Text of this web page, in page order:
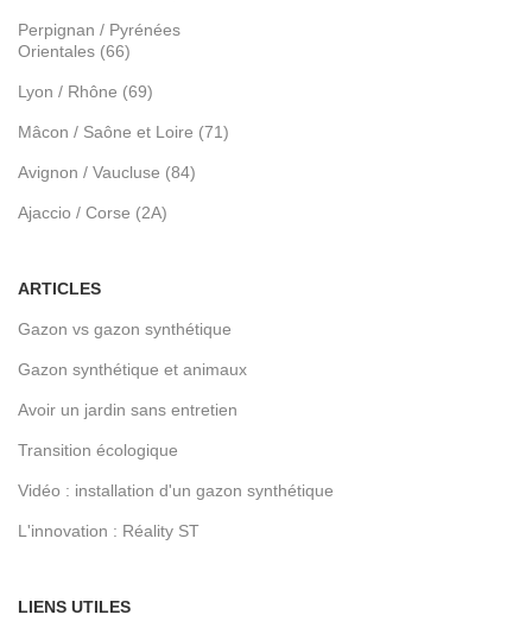
Perpignan / Pyrénées
Orientales (66)
Lyon / Rhône (69)
Mâcon / Saône et Loire (71)
Avignon / Vaucluse (84)
Ajaccio / Corse (2A)
ARTICLES
Gazon vs gazon synthétique
Gazon synthétique et animaux
Avoir un jardin sans entretien
Transition écologique
Vidéo : installation d'un gazon synthétique
L'innovation : Réality ST
LIENS UTILES